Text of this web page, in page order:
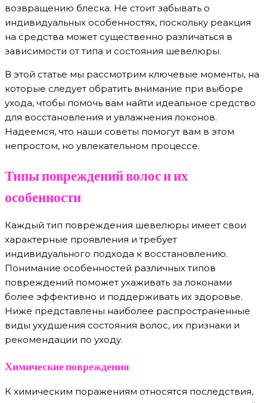
возвращению блеска. Не стоит забывать о
индивидуальных особенностях, поскольку реакция
на средства может существенно различаться в
зависимости от типа и состояния шевелюры.
В этой статье мы рассмотрим ключевые моменты, на
которые следует обратить внимание при выборе
ухода, чтобы помочь вам найти идеальное средство
для восстановления и увлажнения локонов.
Надеемся, что наши советы помогут вам в этом
непростом, но увлекательном процессе.
Типы повреждений волос и их
особенности
Каждый тип повреждения шевелюры имеет свои
характерные проявления и требует
индивидуального подхода к восстановлению.
Понимание особенностей различных типов
повреждений поможет ухаживать за локонами
более эффективно и поддерживать их здоровье.
Ниже представлены наиболее распространенные
виды ухудшения состояния волос, их признаки и
рекомендации по уходу.
Химические повреждения
К химическим поражениям относятся последствия,